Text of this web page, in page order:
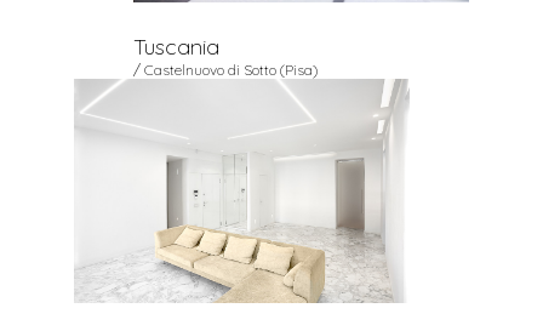
Tuscania
/ Castelnuovo di Sotto (Pisa)